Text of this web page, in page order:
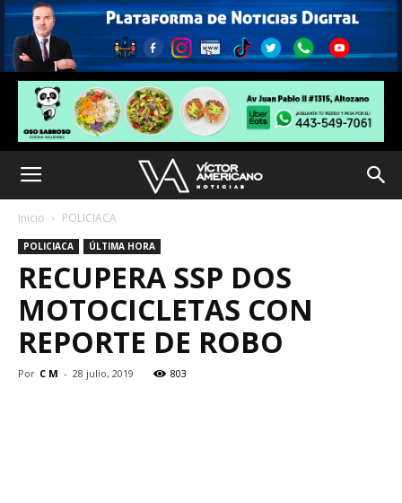
Inicio POLICIACA
POLICIACA ÚLTIMA HORA
RECUPERA SSP DOS
MOTOCICLETAS CON
REPORTE DE ROBO
Por C M - 28 julio, 2019 803